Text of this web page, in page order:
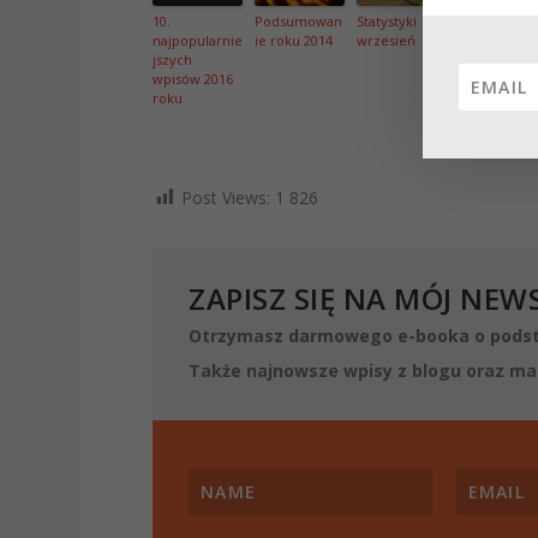
10.
najpopularnie
jszych
wpisów 2016
roku
Podsumowan
ie roku 2014
Statystyki
wrzesień
na blogu
Post Views: 1 826
ZAPISZ SIĘ NA MÓJ
Otrzymasz darmowego e-booka o
Także najnowsze wpisy z blogu oraz